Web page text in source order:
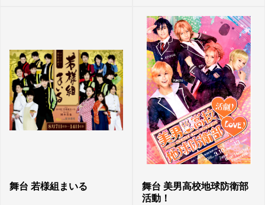
舞台 若様組まいる
舞台 美男高校地球防衛部
活動！